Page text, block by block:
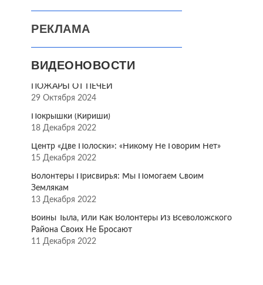
РЕКЛАМА
ВИДЕОНОВОСТИ
ПОЖАРЫ ОТ ПЕЧЕЙ
29 Октября 2024
Покрышки (Кириши)
18 Декабря 2022
Центр «Две Полоски»: «Никому Не Говорим Нет»
15 Декабря 2022
Волонтёры Присвирья: Мы Помогаем Своим
Землякам
13 Декабря 2022
Воины Тыла, Или Как Волонтёры Из Всеволожского
Района Своих Не Бросают
11 Декабря 2022